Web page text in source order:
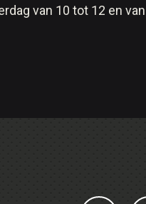
van 10 tot 12 en